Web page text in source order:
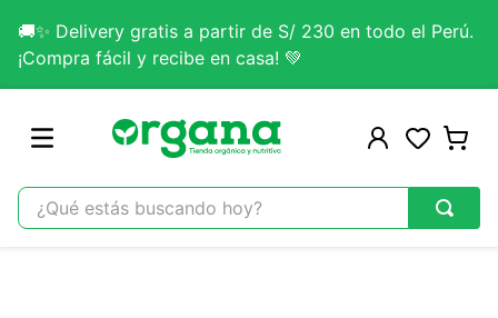
🚚✨ Delivery gratis a partir de S/ 230 en todo el Perú.
¡Compra fácil y recibe en casa! 💚
¿Qué estás buscando hoy?